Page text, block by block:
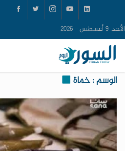
الأحد, 9 أغسطس - 2026
الوسم : خماة